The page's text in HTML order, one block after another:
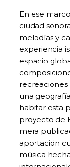
En ese
ciudad
melodías y
experiencia
espacio
recreaciones
una
habitar esta
proyecto de
mera
aportación
música